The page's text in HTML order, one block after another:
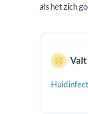
als het zich